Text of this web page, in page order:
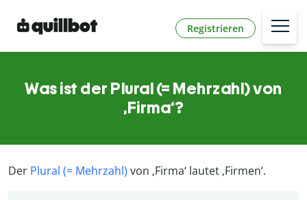
Registrieren
Was ist der Plural (= Mehrzahl) von
‚Firma‘?
Der Plural (= Mehrzahl) von ‚Firma‘ lautet ‚Firmen‘.